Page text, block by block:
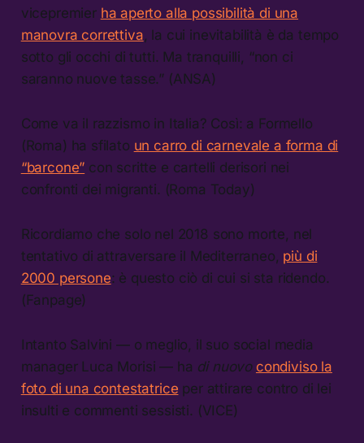
vicepremier ha aperto alla possibilità di una
manovra correttiva , la cui inevitabilità è da tempo
sotto gli occhi di tutti. Ma tranquilli, “non ci
saranno nuove tasse.” (ANSA)
Come va il razzismo in Italia? Così: a Formello
(Roma) ha sfilato un carro di carnevale a forma di
“barcone” con scritte e cartelli derisori nei
confronti dei migranti. (Roma Today)
Ricordiamo che solo nel 2018 sono morte, nel
tentativo di attraversare il Mediterraneo, più di
2000 persone: è questo ciò di cui si sta ridendo.
(Fanpage)
Intanto Salvini — o meglio, il suo social media
manager Luca Morisi — ha di nuovo condiviso la
foto di una contestatrice per attirare contro di lei
insulti e commenti sessisti. (VICE)